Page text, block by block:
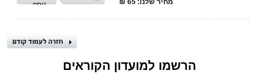
מחיר שלנו: 65 ₪
נוסף
הרשמו למועדון הקוראים